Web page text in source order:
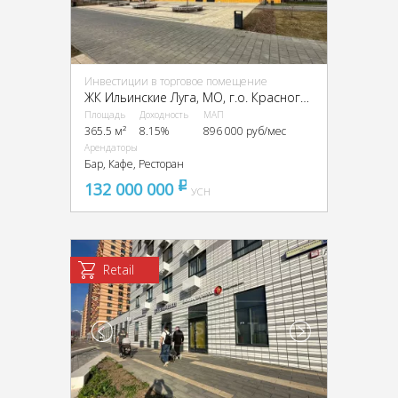
Инвестиции в торговое помещение
ЖК Ильинские Луга, МО, г.о. Красногорск., пос. Ильинское-Усово, Заповедная ул., 13
Площадь
365.5 м²
Доходность
8.15%
МАП
896 000 руб/мес
Арендаторы
Бар, Кафе, Ресторан
132 000 000 pуб
УСН
Retail